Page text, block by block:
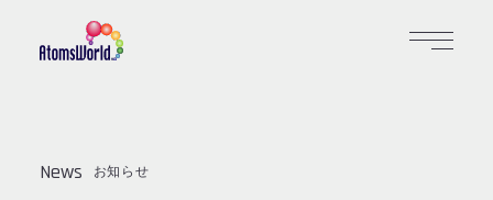
News お知らせ